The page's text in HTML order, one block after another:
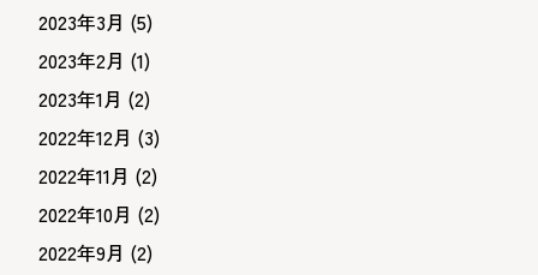
2023年3月 (5)
2023年2月 (1)
2023年1月 (2)
2022年12月 (3)
2022年11月 (2)
2022年10月 (2)
2022年9月 (2)